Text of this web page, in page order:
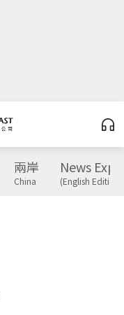
兩岸
China
News
(English Edition)